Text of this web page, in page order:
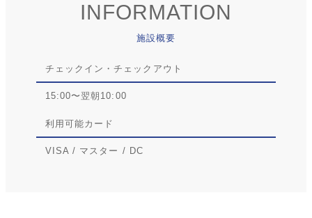
INFORMATION
施設概要
チェックイン・チェックアウト
15:00〜翌朝10:00
利用可能カード
VISA / マスター / DC